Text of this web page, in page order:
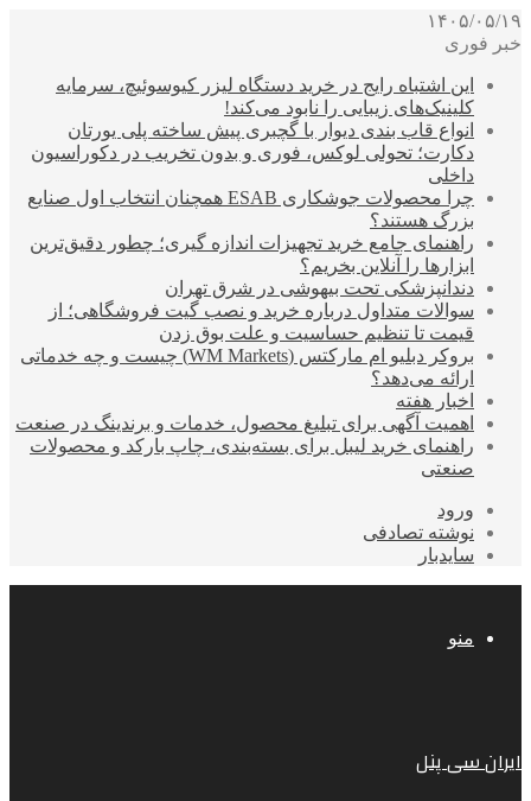
۱۴۰۵/۰۵/۱۹
خبر فوری
این اشتباه رایج در خرید دستگاه لیزر کیوسوئیچ، سرمایه
کلینیک‌های زیبایی را نابود می‌کند!
انواع قاب بندی دیوار با گچبری پیش ساخته پلی یورتان
دکارت؛ تحولی لوکس، فوری و بدون تخریب در دکوراسیون
داخلی
چرا محصولات جوشکاری ESAB همچنان انتخاب اول صنایع
بزرگ هستند؟
راهنمای جامع خرید تجهیزات اندازه گیری؛ چطور دقیق‌ترین
ابزارها را آنلاین بخریم؟
دندانپزشکی تحت بیهوشی در شرق تهران
سوالات متداول درباره خرید و نصب گیت فروشگاهی؛ از
قیمت تا تنظیم حساسیت و علت بوق زدن
بروکر دبلیو ام مارکتس (WM Markets) چیست و چه خدماتی
ارائه می‌دهد؟
اخبار هفته
اهمیت آگهی برای تبلیغ محصول، خدمات و برندینگ در صنعت
راهنمای خرید لیبل برای بسته‌بندی، چاپ بارکد و محصولات
صنعتی
ورود
نوشته تصادفی
سایدبار
منو
ایران سی پنل